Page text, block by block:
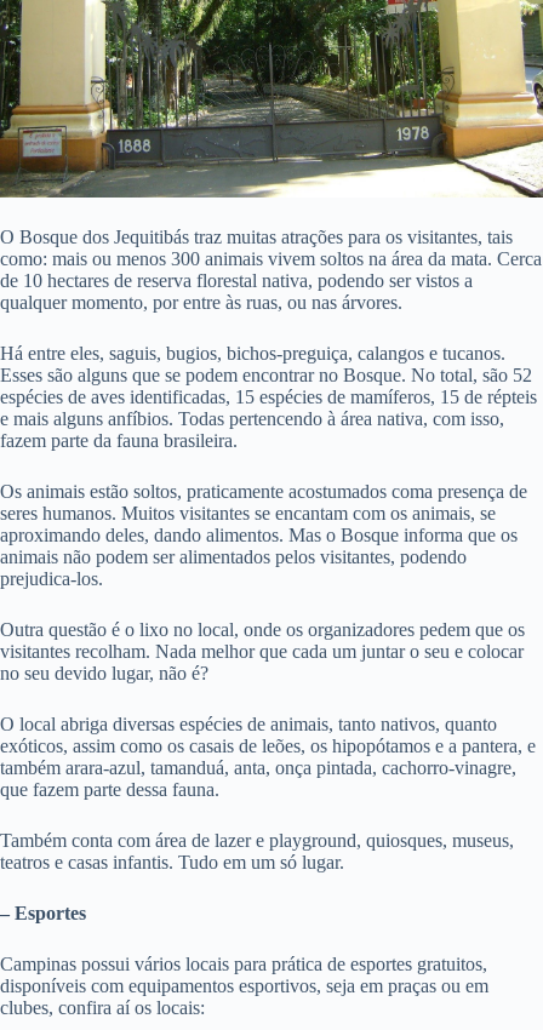
O Bosque dos Jequitibás traz muitas atrações para os visitantes, tais
como: mais ou menos 300 animais vivem soltos na área da mata. Cerca
de 10 hectares de reserva florestal nativa, podendo ser vistos a
qualquer momento, por entre às ruas, ou nas árvores.
Há entre eles, saguis, bugios, bichos-preguiça, calangos e tucanos.
Esses são alguns que se podem encontrar no Bosque. No total, são 52
espécies de aves identificadas, 15 espécies de mamíferos, 15 de répteis
e mais alguns anfíbios. Todas pertencendo à área nativa, com isso,
fazem parte da fauna brasileira.
Os animais estão soltos, praticamente acostumados coma presença de
seres humanos. Muitos visitantes se encantam com os animais, se
aproximando deles, dando alimentos. Mas o Bosque informa que os
animais não podem ser alimentados pelos visitantes, podendo
prejudica-los.
Outra questão é o lixo no local, onde os organizadores pedem que os
visitantes recolham. Nada melhor que cada um juntar o seu e colocar
no seu devido lugar, não é?
O local abriga diversas espécies de animais, tanto nativos, quanto
exóticos, assim como os casais de leões, os hipopótamos e a pantera, e
também arara-azul, tamanduá, anta, onça pintada, cachorro-vinagre,
que fazem parte dessa fauna.
Também conta com área de lazer e playground, quiosques, museus,
teatros e casas infantis. Tudo em um só lugar.
– Esportes
Campinas possui vários locais para prática de esportes gratuitos,
disponíveis com equipamentos esportivos, seja em praças ou em
clubes, confira aí os locais: